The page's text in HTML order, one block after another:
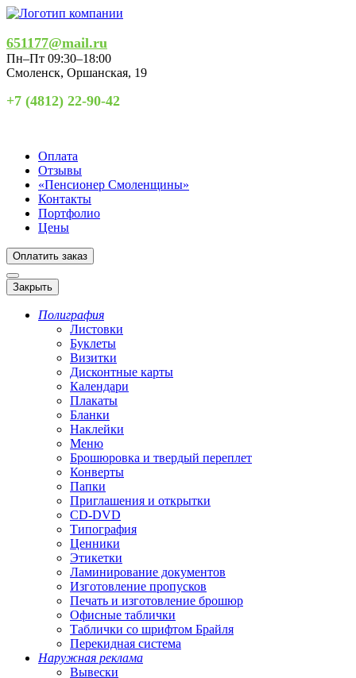
651177@mail.ru
Пн–Пт 09:30–18:00
Смоленск, Оршанская, 19
+7 (4812) 22-90-42
Оплата
Отзывы
«Пенсионер Смоленщины»
Контакты
Портфолио
Цены
Оплатить заказ
Закрыть
Полиграфия
Листовки
Буклеты
Визитки
Дисконтные карты
Календари
Плакаты
Бланки
Наклейки
Меню
Брошюровка и твердый переплет
Конверты
Папки
Приглашения и открытки
CD-DVD
Типография
Ценники
Этикетки
Ламинирование документов
Изготовление пропусков
Печать и изготовление брошюр
Офисные таблички
Таблички со шрифтом Брайля
Перекидная система
Наружная реклама
Вывески